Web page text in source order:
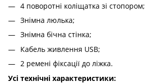
4 поворотні коліщатка зі стопором;
Знімна люлька;
Знімна бічна стінка;
Кабель живлення USB;
2 ремені фіксації до ліжка.
Усі технічні характеристики: